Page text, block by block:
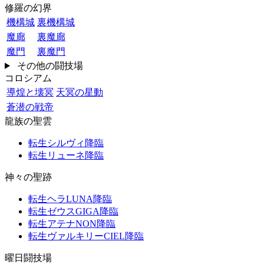
修羅の幻界
機構城 裏機構城
魔廊
裏魔廊
魔門
裏魔門
その他の闘技場
コロシアム
導煌と壊冥 天冥の星動
蒼潜の戦帝
龍族の聖雲
転生シルヴィ降臨
転生リューネ降臨
神々の聖跡
転生ヘラLUNA降臨
転生ゼウスGIGA降臨
転生アテナNON降臨
転生ヴァルキリーCIEL降臨
曜日闘技場